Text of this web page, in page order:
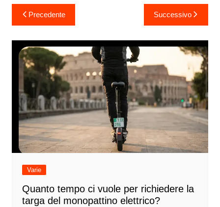
Navigazione
articoli
Precedente Successivo
Varie
Quanto tempo ci vuole per richiedere la
targa del monopattino elettrico?